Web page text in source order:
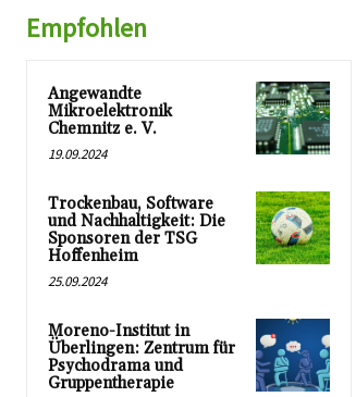
Empfohlen
Angewandte
Mikroelektronik
Chemnitz e. V.
19.09.2024
Trockenbau, Software
und Nachhaltigkeit: Die
Sponsoren der TSG
Hoffenheim
25.09.2024
Moreno-Institut in
Überlingen: Zentrum für
Psychodrama und
Gruppentherapie